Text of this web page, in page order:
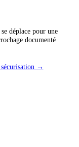
déplace pour une
documenté
→